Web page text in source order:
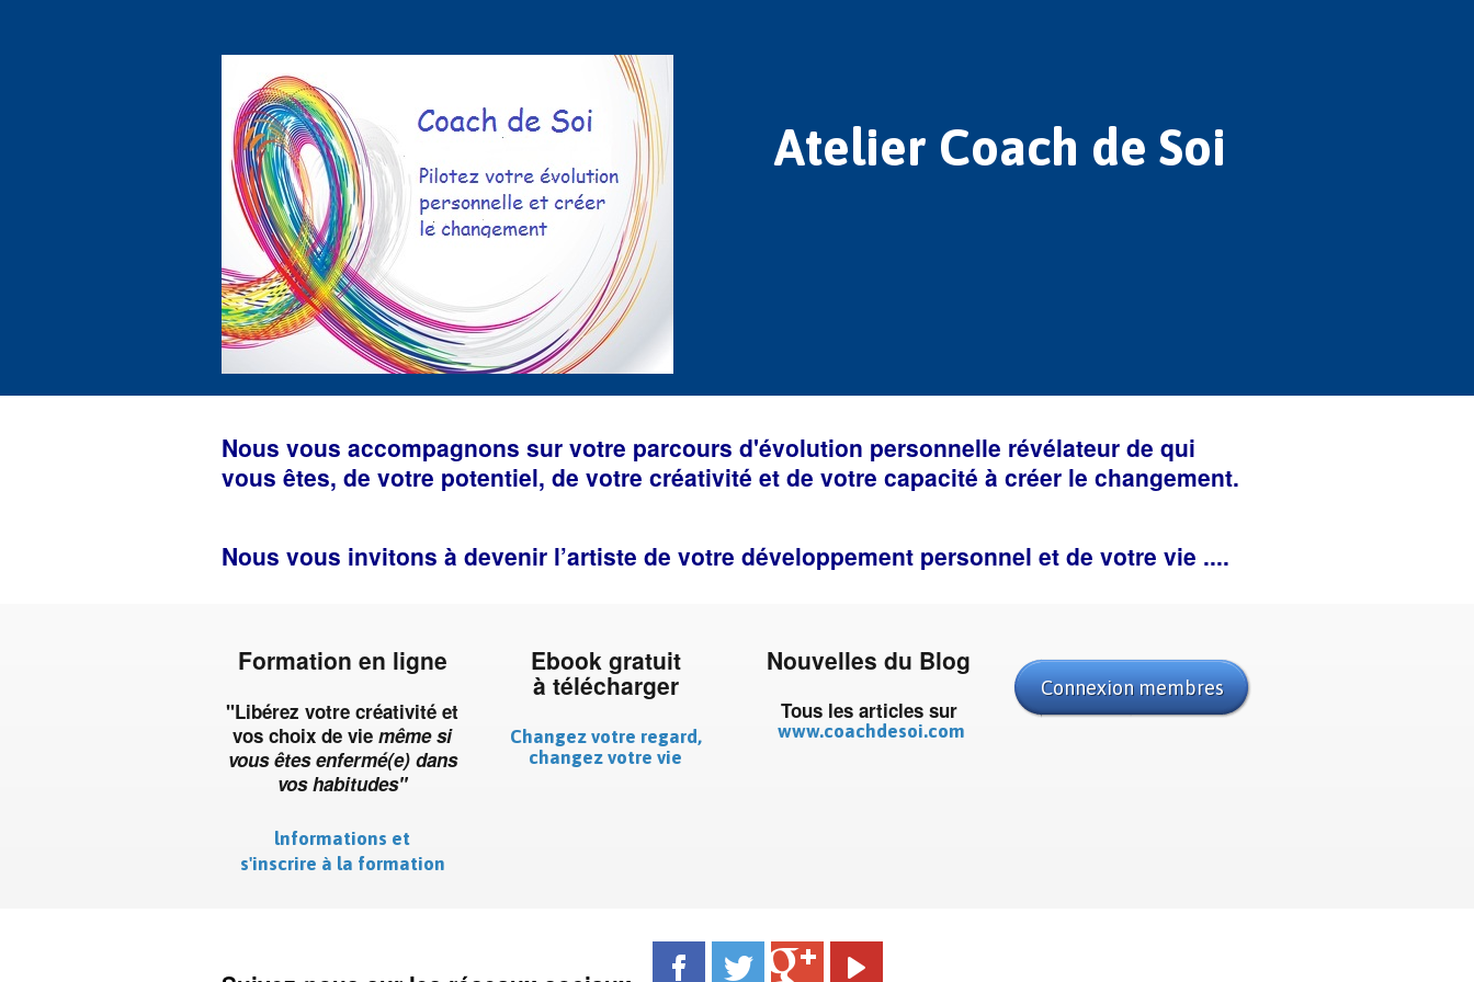
Atelier Coach de Soi
Nous vous accompagnons sur votre parcours d'évolution personnelle révélateur de qui
vous êtes, de votre potentiel, de votre créativité et de votre capacité à créer le changement.
Nous vous invitons à devenir l’artiste de votre développement personnel et de votre vie ....
Formation en ligne
"Libérez votre créativité et
vos choix de vie même si
vous êtes enfermé(e) dans
vos habitudes"
lnformations et
s'inscrire à la formation
Ebook gratuit
à télécharger
Changez votre regard,
changez votre vie
Nouvelles du Blog
Tous les articles sur
www.coachdesoi.com
Connexion membres